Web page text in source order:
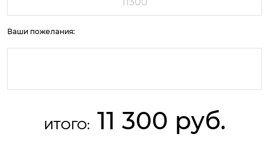
Ваши пожелания:
ИТОГО: 11 300 руб.